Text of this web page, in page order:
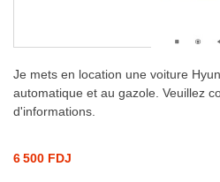
Je mets en location une voiture
automatique et au gazole. Veuillez
d'informations.
6 500 FDJ